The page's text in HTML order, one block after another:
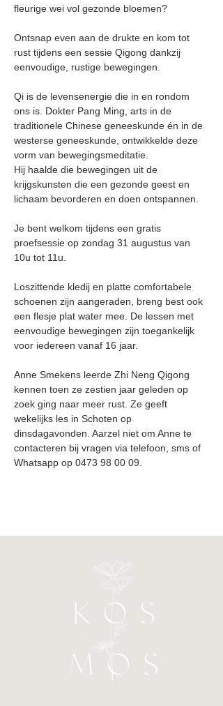
fleurige wei vol gezonde bloemen?
Ontsnap even aan de drukte en kom tot
rust tijdens een sessie Qigong dankzij
eenvoudige, rustige bewegingen.
Qi is de levensenergie die in en rondom
ons is. Dokter Pang Ming, arts in de
traditionele Chinese geneeskunde én in de
westerse geneeskunde, ontwikkelde deze
vorm van bewegingsmeditatie.
Hij haalde die bewegingen uit de
krijgskunsten die een gezonde geest en
lichaam bevorderen en doen ontspannen.
Je bent welkom tijdens een gratis
proefsessie op zondag 31 augustus van
10u tot 11u.
Loszittende kledij en platte comfortabele
schoenen zijn aangeraden, breng best ook
een flesje plat water mee. De lessen met
eenvoudige bewegingen zijn toegankelijk
voor iedereen vanaf 16 jaar.
Anne Smekens leerde Zhi Neng Qigong
kennen toen ze zestien jaar geleden op
zoek ging naar meer rust. Ze geeft
wekelijks les in Schoten op
dinsdagavonden. Aarzel niet om Anne te
contacteren bij vragen via telefoon, sms of
Whatsapp op 0473 98 00 09.